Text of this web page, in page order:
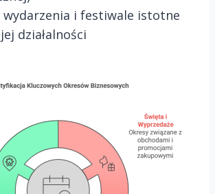
wydarzenia i festiwale istotne
działalności